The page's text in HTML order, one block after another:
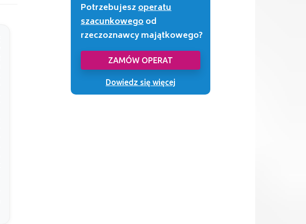
Potrzebujeszoperatu
szacunkowegood
rzeczoznawcy majątkowego?
ZAMÓW OPERAT
Dowiedz się więcej